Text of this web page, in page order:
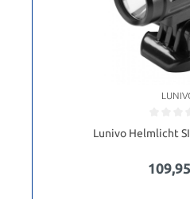
Lunivo Helmlicht